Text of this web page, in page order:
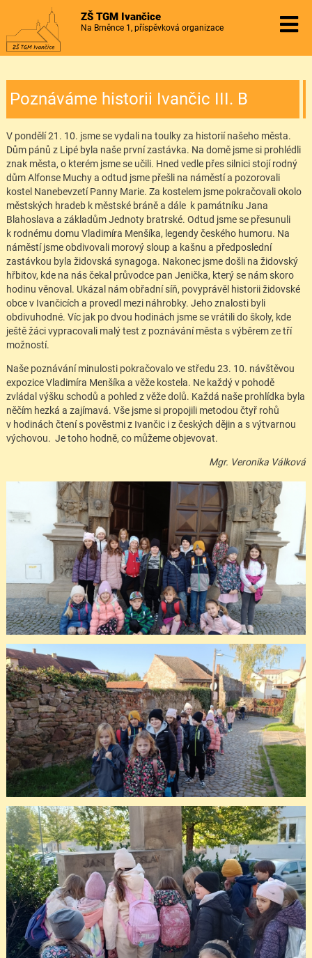
ZŠ TGM Ivančice
Na Brněnce 1, příspěvková organizace
Poznáváme historii Ivančic III. B
V pondělí 21. 10. jsme se vydali na toulky za historií našeho města.
Dům pánů z Lipé byla naše první zastávka. Na domě jsme si prohlédli
znak města, o kterém jsme se učili. Hned vedle přes silnici stojí rodný
dům Alfonse Muchy a odtud jsme přešli na náměstí a pozorovali
kostel Nanebevzetí Panny Marie. Za kostelem jsme pokračovali okolo
městských hradeb k městské bráně a dále k památníku Jana
Blahoslava a základům Jednoty bratrské. Odtud jsme se přesunuli
k rodnému domu Vladimíra Menšíka, legendy českého humoru. Na
náměstí jsme obdivovali morový sloup a kašnu a předposlední
zastávkou byla židovská synagoga. Nakonec jsme došli na židovský
hřbitov, kde na nás čekal průvodce pan Jenička, který se nám skoro
hodinu věnoval. Ukázal nám obřadní síň, povyprávěl historii židovské
obce v Ivančicích a provedl mezi náhrobky. Jeho znalosti byli
obdivuhodné. Víc jak po dvou hodinách jsme se vrátili do školy, kde
ještě žáci vypracovali malý test z poznávání města s výběrem ze tří
možností.
Naše poznávání minulosti pokračovalo ve středu 23. 10. návštěvou
expozice Vladimíra Menšíka a věže kostela. Ne každý v pohodě
zvládal výšku schodů a pohled z věže dolů. Každá naše prohlídka byla
něčím hezká a zajímavá. Vše jsme si propojili metodou čtyř rohů
v hodinách čtení s pověstmi z Ivančic i z českých dějin a s výtvarnou
výchovou. Je toho hodně, co můžeme objevovat.
Mgr. Veronika Válková